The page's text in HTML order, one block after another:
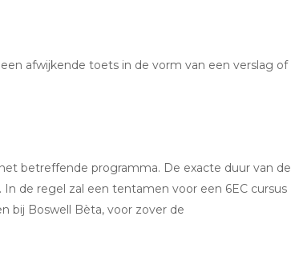
afwijkende toets in de vorm van een verslag of
betreffende programma. De exacte duur van de
de regel zal een tentamen voor een 6EC cursus
bij Boswell Bèta, voor zover de